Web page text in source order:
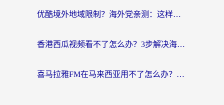
优酷境外地域限制？海外党亲测：这样看国内剧再也不卡（附3个实用场景解决）
香港西瓜视频看不了怎么办？3步解决海外追剧难题，附靠谱加速器推荐
喜马拉雅FM在马来西亚用不了怎么办？海外华人亲测有效的回国加速指南